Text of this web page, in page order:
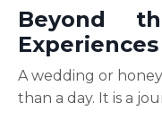
Beyond
Experiences
A wedding or
than a day. It is a